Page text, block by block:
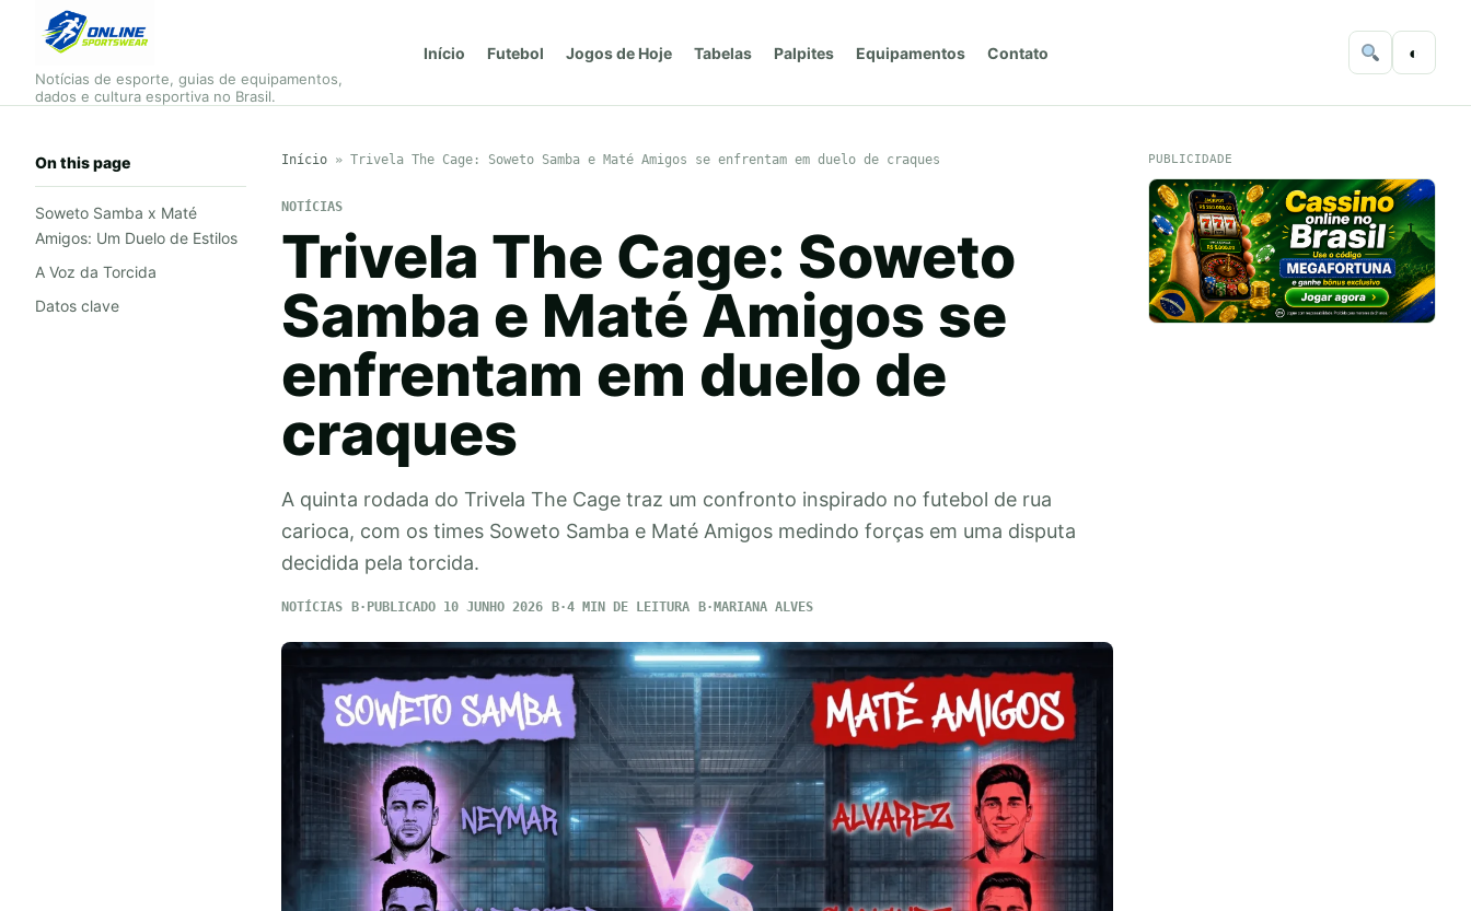
Notícias de esporte, guias de equipamentos,
dados e cultura esportiva no Brasil.
Início Futebol Jogos de Hoje Tabelas Palpites Equipamentos Contato ◐
On this page
Soweto Samba x Maté
Amigos: Um Duelo de Estilos
A Voz da Torcida
Datos clave
Início» Trivela The Cage: Soweto Samba e Maté Amigos se enfrentam em duelo de craques
NOTÍCIAS
Trivela The Cage: Soweto
Samba e Maté Amigos se
enfrentam em duelo de
craques
A quinta rodada do Trivela The Cage traz um confronto inspirado no futebol de rua
carioca, com os times Soweto Samba e Maté Amigos medindo forças em uma disputa
decidida pela torcida.
NOTÍCIAS PUBLICADO 10 JUNHO 2026 4 MIN DE LEITURA MARIANA ALVES
PUBLICIDADE